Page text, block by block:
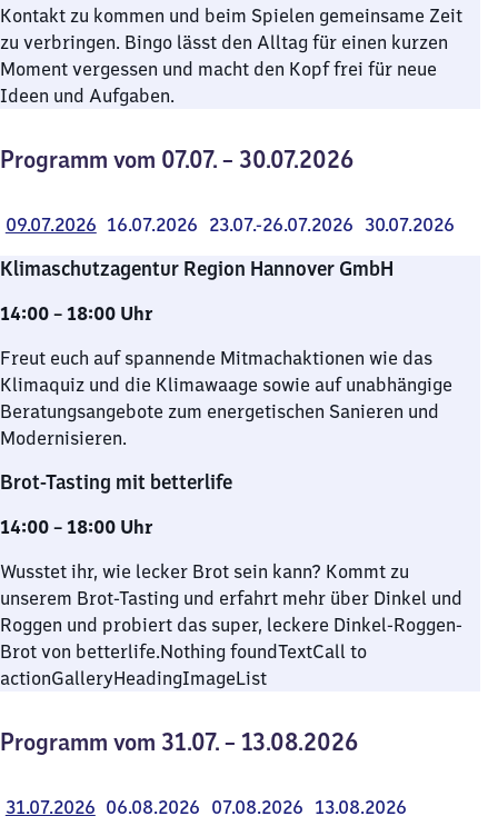
Kontakt zu kommen und beim Spielen gemeinsame Zeit
zu verbringen. Bingo lässt den Alltag für einen kurzen
Moment vergessen und macht den Kopf frei für neue
Ideen und Aufgaben.
Programm vom 07.07. – 30.07.2026
09.07.2026 16.07.2026 23.07.-26.07.2026 30.07.2026
Klimaschutzagentur Region Hannover GmbH
14:00 – 18:00 Uhr
Freut euch auf spannende Mitmachaktionen wie das
Klimaquiz und die Klimawaage sowie auf unabhängige
Beratungsangebote zum energetischen Sanieren und
Modernisieren.
Brot-Tasting mit betterlife
14:00 – 18:00 Uhr
Wusstet ihr, wie lecker Brot sein kann? Kommt zu
unserem Brot-Tasting und erfahrt mehr über Dinkel und
Roggen und probiert das super, leckere Dinkel-Roggen-
Brot von betterlife.Nothing foundTextCall to
actionGalleryHeadingImageList
Programm vom 31.07. – 13.08.2026
31.07.2026 06.08.2026 07.08.2026 13.08.2026